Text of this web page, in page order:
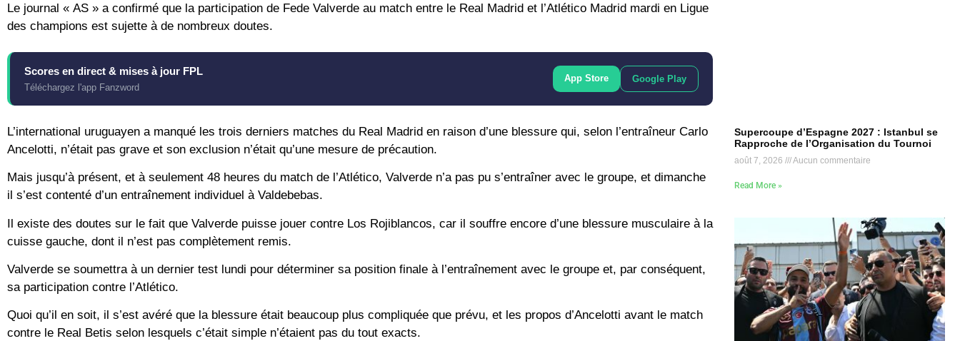
Le journal « AS » a confirmé que la participation de Fede Valverde au match entre le Real Madrid et l’Atlético Madrid mardi en Ligue
des champions est sujette à de nombreux doutes.
Scores en direct & mises à jour FPL
Téléchargez l'app Fanzword
App Store Google Play
L’international uruguayen a manqué les trois derniers matches du Real Madrid en raison d’une blessure qui, selon l’entraîneur Carlo
Ancelotti, n’était pas grave et son exclusion n’était qu’une mesure de précaution.
Mais jusqu’à présent, et à seulement 48 heures du match de l’Atlético, Valverde n’a pas pu s’entraîner avec le groupe, et dimanche
il s’est contenté d’un entraînement individuel à Valdebebas.
Il existe des doutes sur le fait que Valverde puisse jouer contre Los Rojiblancos, car il souffre encore d’une blessure musculaire à la
cuisse gauche, dont il n’est pas complètement remis.
Valverde se soumettra à un dernier test lundi pour déterminer sa position finale à l’entraînement avec le groupe et, par conséquent,
sa participation contre l’Atlético.
Quoi qu’il en soit, il s’est avéré que la blessure était beaucoup plus compliquée que prévu, et les propos d’Ancelotti avant le match
contre le Real Betis selon lesquels c’était simple n’étaient pas du tout exacts.
Supercoupe d’Espagne 2027 : Istanbul se
Rapproche de l’Organisation du Tournoi
août 7, 2026 Aucun commentaire
Read More »